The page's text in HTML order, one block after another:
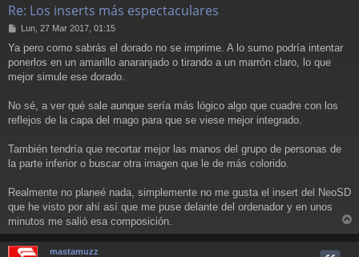
Re: Los inserts más espectaculares
M
n
s
a
Lun, 27 Mar 2017, 01:15
Ya pero como sabrás el dorado no se imprime. A lo sumo podría intentar
ponerlos en un amarillo anaranjado o tirando a un marrón claro, lo que
mejor simule ese dorado.
No sé, a ver qué sale aunque sería más lógico algo que cuadre con los
reflejos de la capa del mago para que se viese mejor integrado.
También tendría que recortar mejor las manos del grupo de personas de
la parte inferior o buscar otra imagen que le de más colorido.
Realmente no planeé nada, simplemente no me gusta el insert del NeoSD
que he visto por ahí así que me puse delante del ordenador y en unos
minutos me salió esa composición.
r
mastamuzz